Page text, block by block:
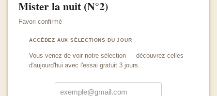
Mister la nuit (N°2)
Favori confirmé
ACCÉDEZ AUX SÉLECTIONS DU JOUR
Vous venez de voir notre sélection — découvrez celles
d'aujourd'hui avec l'essai gratuit 3 jours.